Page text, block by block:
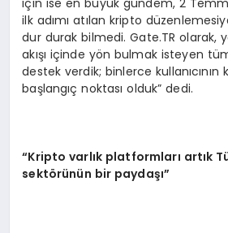
için ise en büyük gündem, 2
ilk adımı atılan kripto
dur durak bilmedi. Gate.TR olarak,
akışı içinde yön bulmak isteyen tüm
destek verdik; binlerce
başlangıç noktası olduk” dedi.
“Kripto varlık platformları artık
sektörünün bir paydaşı”